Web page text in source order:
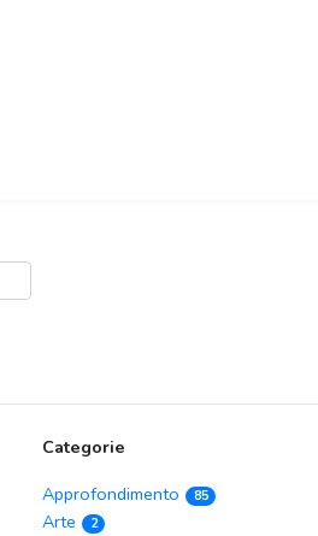
Categorie
Approfondimento
85
Arte 2